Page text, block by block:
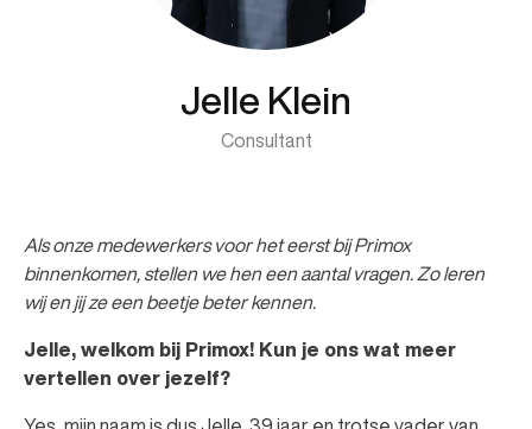
Jelle Klein
Consultant
Als onze medewerkers voor het eerst bij Primox
binnenkomen, stellen we hen een aantal vragen. Zo leren
wij en jij ze een beetje beter kennen.
Jelle, welkom bij Primox! Kun je ons wat meer
vertellen over jezelf?